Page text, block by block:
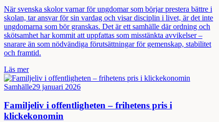
När svenska skolor varnar för ungdomar som börjar prestera bättre i
skolan, tar ansvar för sin vardag och visar disciplin i livet, är det inte
ungdomarna som bör granskas. Det är ett samhälle där ordning och
skötsamhet har kommit att uppfattas som misstänkta avvikelser –
snarare än som nödvändiga förutsättningar för gemenskap, stabilitet
och framtid.
Läs mer
Samhälle29 januari 2026
Familjeliv i offentligheten – frihetens pris i
klickekonomin